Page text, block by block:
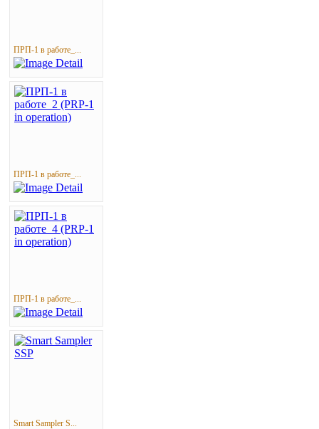
ПРП-1 в работе_...
ПРП-1 в работе_...
ПРП-1 в работе_...
Smart Sampler S...